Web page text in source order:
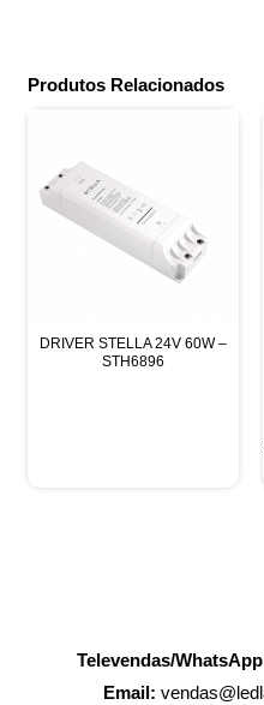
Produtos Relacionados
DRIVER STELLA 24V 60W –
STH6896
Televendas/
Email: